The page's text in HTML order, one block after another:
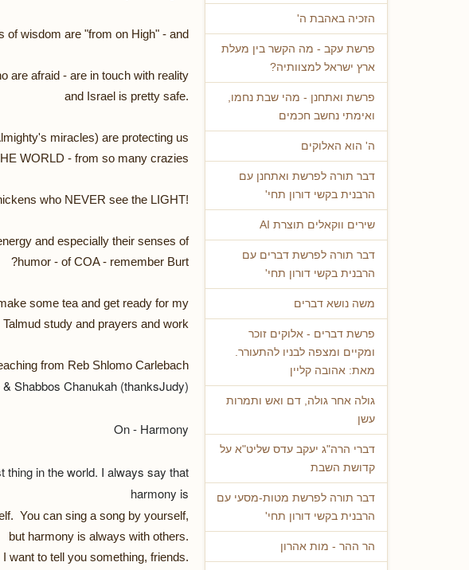
הזכיה באהבת ה'
פרשת עקב - מה הקשר בין מעלת
ארץ ישראל למצוותיה?
פרשת ואתחנן - מהי שבת נחמו,
ואימתי נחשב חכמים
ה' הוא האלוקים
דבר תורה לפרשת ואתחנן עם
הרבנית בקשי דורון תחי'
שירים ווקאלים תוצרת AI
דבר תורה לפרשת דברים עם
הרבנית בקשי דורון תחי'
משה נושא דברים
פרשת דברים - אלוקים זוכר
ומקיים ומצפה לבניו להתעורר.
מאת: אהובה קליין
גולה אחר גולה, דם ואש ותמרות
עשן
דברי הרה"ג יעקב עדס שליט"א על
קדושת השבת
דבר תורה לפרשת מטות-מסעי עם
הרבנית בקשי דורון תחי'
הר ההר - מות אהרון
of wisdom are "from on High" - and
afraid - are in touch with reality -
and Israel is pretty safe.
miracles) are protecting us
WORLD - from so many crazies -
who NEVER see the LIGHT!
and especially their senses of
humor - of COA - remember Burt?
some tea and get ready for my
study and prayers and work.
from Reb Shlomo Carlebach
Shabbos Chanukah (thanksJudy)
On - Harmony
thing in the world. I always say that
harmony is
You can sing a song by yourself,
but harmony is always with others.
I want to tell you something, friends.